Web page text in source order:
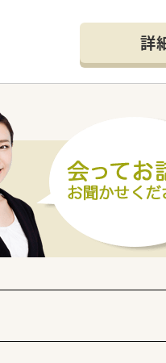
ちろん、復帰後の時短勤
～2021年）の新卒入社
いて＞
よる資格取得支援も導入
作り＞
ジャーやラウンダー専任社
】週32時間以上勤務の方
制度・福利厚生クラブ等の
ントも多数用意されており
詳